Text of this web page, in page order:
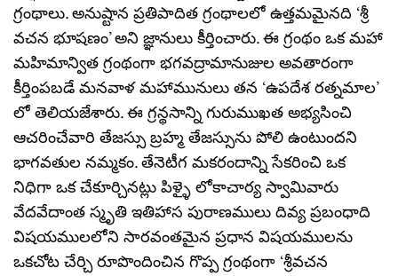
గ్రంథాలు. అనుష్టాన ప్రతిపాదిత గ్రంథాలలో ఉత్తమమైనది ‘శ్రీ
వచన భూషణం’ అని జ్ఞానులు కీర్తించారు. ఈ గ్రంథం ఒక మహా
మహిమాన్విత గ్రంథంగా భగవద్రామానుజుల అవతారంగా
కీర్తింపబడే మనవాళ మహామునులు తన ‘ఉపదేశ రత్నమాల’
లో తెలియజేశారు. ఈ గ్రన్థసాన్ని గురుముఖత అభ్యసించి
ఆచరించేవారి తేజస్సు బ్రహ్మ తేజస్సును పోలి ఉంటుందని
భాగవతుల నమ్మకం. తేనెటీగ మకరందాన్ని సేకరించి ఒక
నిధిగా ఒక చేకూర్చినట్లు పిళ్ళై లోకాచార్య స్వామివారు
వేదవేదాంత స్మృతి ఇతిహాస పురాణములు దివ్య ప్రబంధాది
విషయములలోని సారవంతమైన ప్రధాన విషయములను
ఒకచోట చేర్చి రూపొందించిన గొప్ప గ్రంథంగా ‘శ్రీవచన